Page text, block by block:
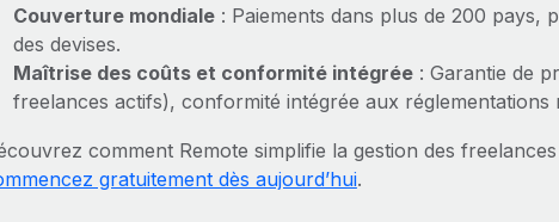
Couverture mondiale: Paiements dans plus de 200 pays,
des devises.
Maîtrise des coûts et conformité intégrée: Garantie de
freelances actifs), conformité intégrée aux réglementations
comment Remote simplifie la gestion des
gratuitement dès aujourd’hui.